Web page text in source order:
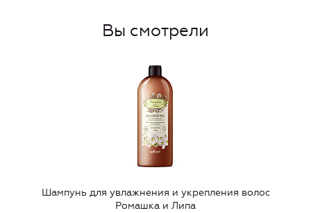
Вы смотрели
Шампунь для увлажнения и укрепления волос
Ромашка и Липа